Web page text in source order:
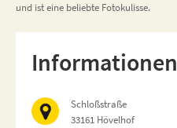
und ist eine beliebte Fotokulisse.
Informationen
Schloßstraße
33161 Hövelhof